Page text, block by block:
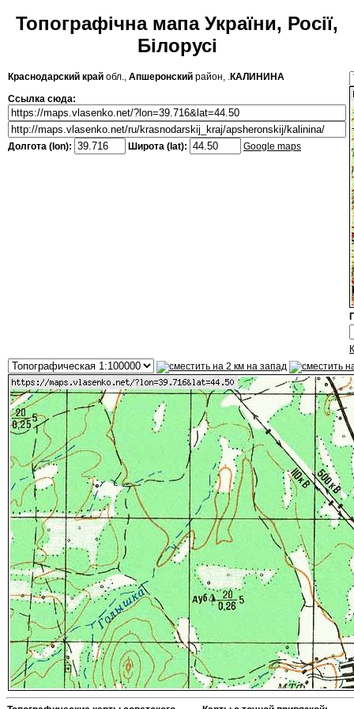
Топографічна мапа України, Росії,
Білорусі
Краснодарский край обл., Апшеронский район, .КАЛИНИНА
Ссылка сюда:
Долгота (lon): Широта (lat): Google maps